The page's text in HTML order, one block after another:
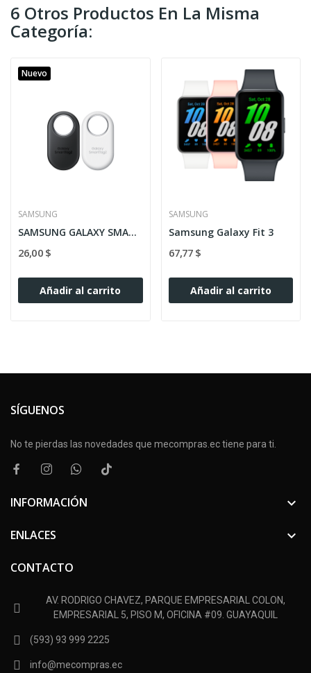
6 Otros Productos En La Misma
Categoría:
Nuevo
SAMSUNG
SAMSUNG GALAXY SMART TAG
26,00 $
Añadir al carrito
SAMSUNG
Samsung Galaxy Fit 3
67,77 $
Añadir al carrito
SÍGUENOS
No te pierdas las novedades que mecompras.ec tiene para ti.
INFORMACIÓN 
ENLACES 
CONTACTO
AV. RODRIGO CHAVEZ, PARQUE EMPRESARIAL COLON,
EMPRESARIAL 5, PISO M, OFICINA #09. GUAYAQUIL
(593) 93 999 2225
info@mecompras.ec